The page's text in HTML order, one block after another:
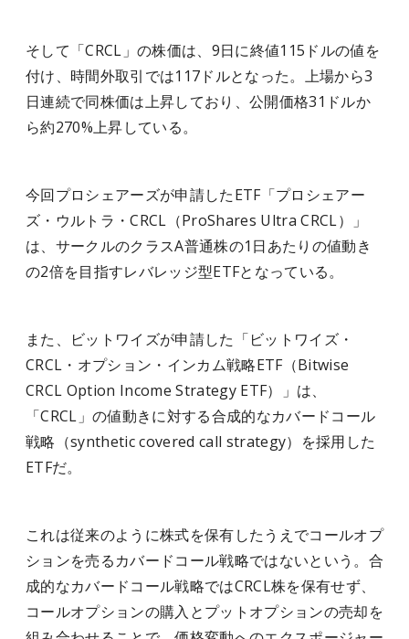
そして「CRCL」の株価は、9日に終値115ドルの値を
付け、時間外取引では117ドルとなった。上場から3
日連続で同株価は上昇しており、公開価格31ドルか
ら約270%上昇している。
今回プロシェアーズが申請したETF「プロシェアー
ズ・ウルトラ・CRCL（ProShares Ultra CRCL）」
は、サークルのクラスA普通株の1日あたりの値動き
の2倍を目指すレバレッジ型ETFとなっている。
また、ビットワイズが申請した「ビットワイズ・
CRCL・オプション・インカム戦略ETF（Bitwise
CRCL Option Income Strategy ETF）」は、
「CRCL」の値動きに対する合成的なカバードコール
戦略（synthetic covered call strategy）を採用した
ETFだ。
これは従来のように株式を保有したうえでコールオプ
ションを売るカバードコール戦略ではないという。合
成的なカバードコール戦略ではCRCL株を保有せず、
コールオプションの購入とプットオプションの売却を